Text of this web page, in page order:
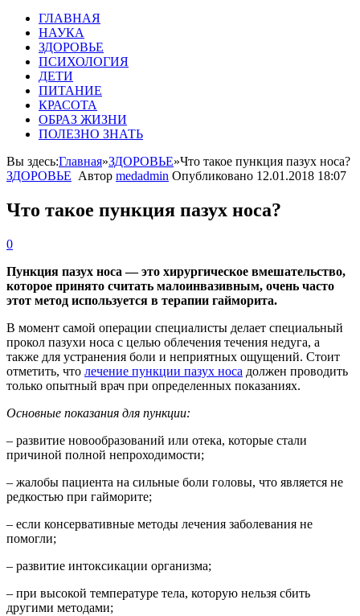
ГЛАВНАЯ
НАУКА
ЗДОРОВЬЕ
ПСИХОЛОГИЯ
ДЕТИ
ПИТАНИЕ
КРАСОТА
ОБРАЗ ЖИЗНИ
ПОЛЕЗНО ЗНАТЬ
Вы здесь:Главная»ЗДОРОВЬЕ»Что такое пункция пазух носа?
ЗДОРОВЬЕ Автор medadmin Опубликовано 12.01.2018 18:07
Что такое пункция пазух носа?
0
Пункция пазух носа — это хирургическое вмешательство,
которое принято считать малоинвазивным, очень часто
этот метод используется в терапии гайморита.
В момент самой операции специалисты делает специальный
прокол пазухи носа с целью облечения течения недуга, а
также для устранения боли и неприятных ощущений. Стоит
отметить, что лечение пункции пазух носа должен проводить
только опытный врач при определенных показаниях.
Основные показания для пункции:
– развитие новообразований или отека, которые стали
причиной полной непроходимости;
– жалобы пациента на сильные боли головы, что является не
редкостью при гайморите;
– если консервативные методы лечения заболевания не
помогли;
– развитие интоксикации организма;
– при высокой температуре тела, которую нельзя сбить
другими методами;